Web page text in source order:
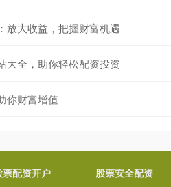
放大收益，把握财富机遇
大全，助你轻松配资投资
你财富增值
票配资开户 股票安全配资